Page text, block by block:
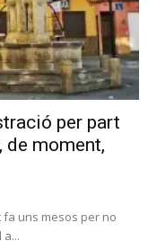
per part
de moment,
fa uns mesos per no